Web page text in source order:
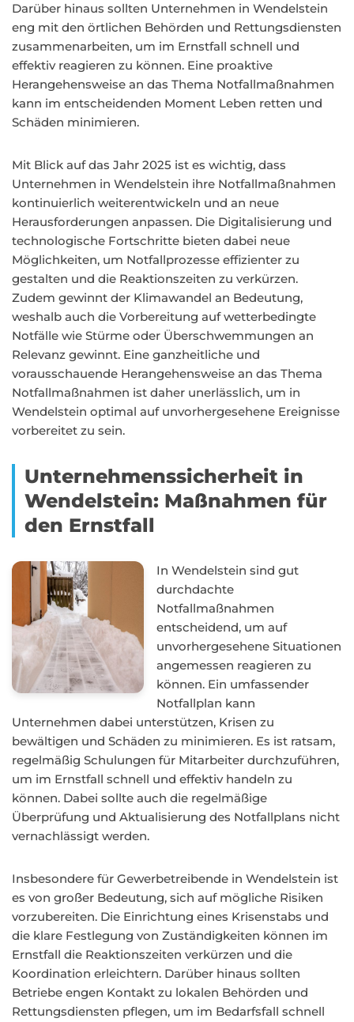
Darüber hinaus sollten Unternehmen in Wendelstein
eng mit den örtlichen Behörden und Rettungsdiensten
zusammenarbeiten, um im Ernstfall schnell und
effektiv reagieren zu können. Eine proaktive
Herangehensweise an das Thema Notfallmaßnahmen
kann im entscheidenden Moment Leben retten und
Schäden minimieren.
Mit Blick auf das Jahr 2025 ist es wichtig, dass
Unternehmen in Wendelstein ihre Notfallmaßnahmen
kontinuierlich weiterentwickeln und an neue
Herausforderungen anpassen. Die Digitalisierung und
technologische Fortschritte bieten dabei neue
Möglichkeiten, um Notfallprozesse effizienter zu
gestalten und die Reaktionszeiten zu verkürzen.
Zudem gewinnt der Klimawandel an Bedeutung,
weshalb auch die Vorbereitung auf wetterbedingte
Notfälle wie Stürme oder Überschwemmungen an
Relevanz gewinnt. Eine ganzheitliche und
vorausschauende Herangehensweise an das Thema
Notfallmaßnahmen ist daher unerlässlich, um in
Wendelstein optimal auf unvorhergesehene Ereignisse
vorbereitet zu sein.
Unternehmenssicherheit in
Wendelstein: Maßnahmen für
den Ernstfall
In Wendelstein sind gut
durchdachte
Notfallmaßnahmen
entscheidend, um auf
unvorhergesehene Situationen
angemessen reagieren zu
können. Ein umfassender
Notfallplan kann
Unternehmen dabei unterstützen, Krisen zu
bewältigen und Schäden zu minimieren. Es ist ratsam,
regelmäßig Schulungen für Mitarbeiter durchzuführen,
um im Ernstfall schnell und effektiv handeln zu
können. Dabei sollte auch die regelmäßige
Überprüfung und Aktualisierung des Notfallplans nicht
vernachlässigt werden.
Insbesondere für Gewerbetreibende in Wendelstein ist
es von großer Bedeutung, sich auf mögliche Risiken
vorzubereiten. Die Einrichtung eines Krisenstabs und
die klare Festlegung von Zuständigkeiten können im
Ernstfall die Reaktionszeiten verkürzen und die
Koordination erleichtern. Darüber hinaus sollten
Betriebe engen Kontakt zu lokalen Behörden und
Rettungsdiensten pflegen, um im Bedarfsfall schnell